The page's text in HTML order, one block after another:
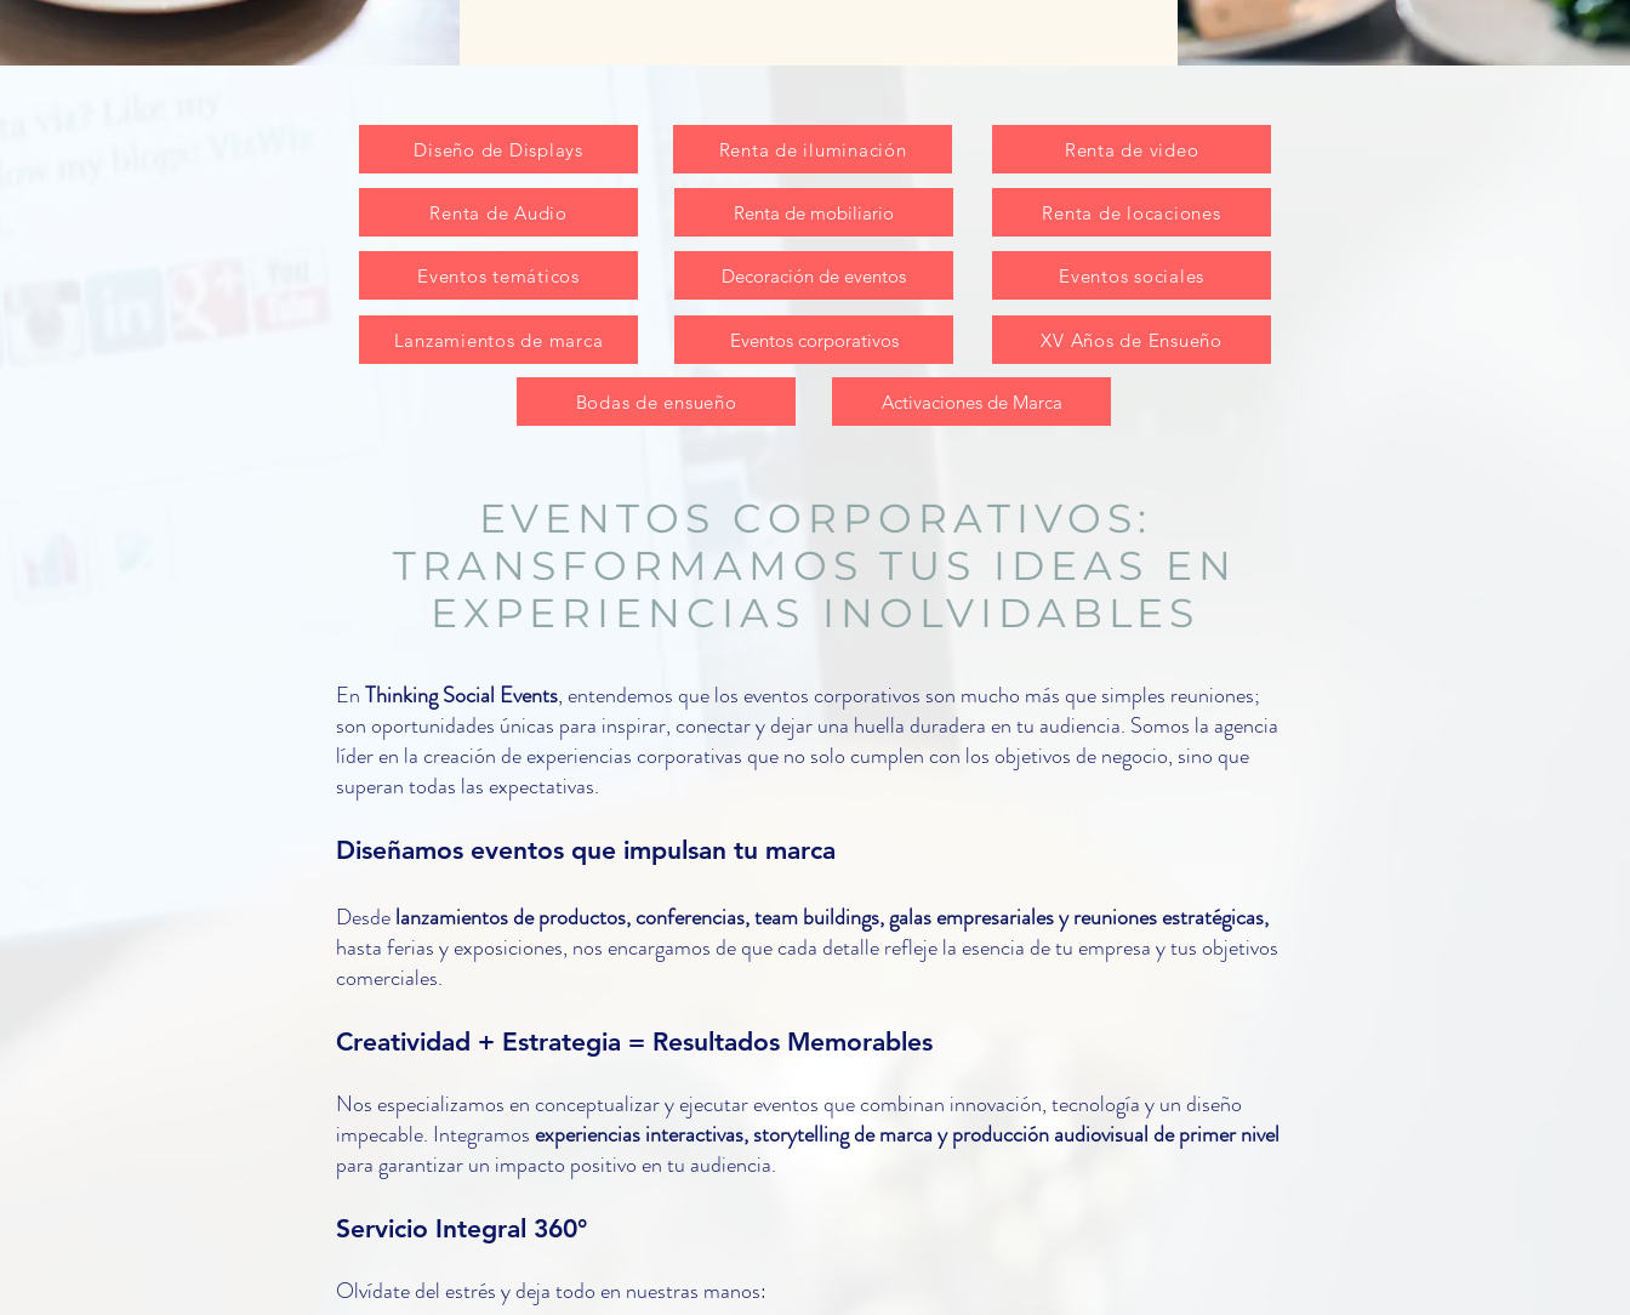
Diseño de Displays
Renta de Audio
Eventos temáticos
Renta de iluminación
Renta de mobiliario
Decoración de eventos
Renta de video
Renta de locaciones
Eventos sociales
Lanzamientos de marca Eventos corporativos XV Años de Ensueño
Bodas de ensueño Activaciones de Marca
EVENTOS CORPORATIVOS:
TRANSFORMAMOS TUS IDEAS EN
EXPERIENCIAS INOLVIDABLES
EnThinking Social Events, entendemos que los eventos corporativos son mucho más que simples reuniones;
son oportunidades únicas para inspirar, conectar y dejar una huella duradera en tu audiencia. Somos la agencia
líder en la creación de experiencias corporativas que no solo cumplen con los objetivos de negocio, sino que
superan todas las expectativas.
Diseñamos eventos que impulsan tu marca
Desdelanzamientos de productos, conferencias, team buildings, galas empresariales y reuniones estratégicas,
hasta ferias y exposiciones, nos encargamos de que cada detalle refleje la esencia de tu empresa y tus objetivos
comerciales.
Creatividad + Estrategia = Resultados Memorables
Nos especializamos en conceptualizar y ejecutar eventos que combinan innovación, tecnología y un diseño
impecable. Integramosexperiencias interactivas, storytelling de marca y producción audiovisual de primer nivel
para garantizar un impacto positivo en tu audiencia.
Servicio Integral 360°
Olvídate del estrés y deja todo en nuestras manos: